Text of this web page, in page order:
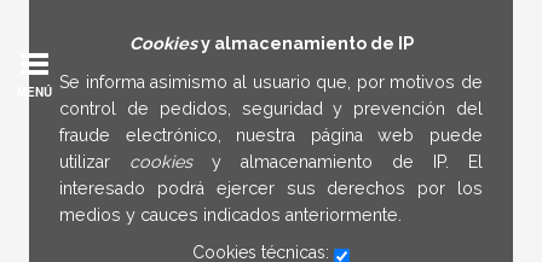
Cookiesy almacenamiento de IP
Se informa asimismo al usuario que, por motivos de
control de pedidos, seguridad y prevención del
fraude electrónico, nuestra página web puede
utilizar cookies y almacenamiento de IP. El
interesado podrá ejercer sus derechos por los
medios y cauces indicados anteriormente.
Cookies técnicas:
MENÚ